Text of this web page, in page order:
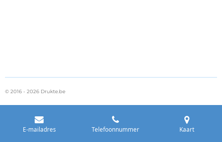
© 2016 - 2026 Drukte.be
E-mailadres Telefoonnummer Kaart